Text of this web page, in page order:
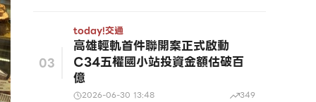
03
today!交通
高雄輕軌首件聯開案正式啟動
C34五權國小站投資金額估破百
億
2026-06-30 13:48 349